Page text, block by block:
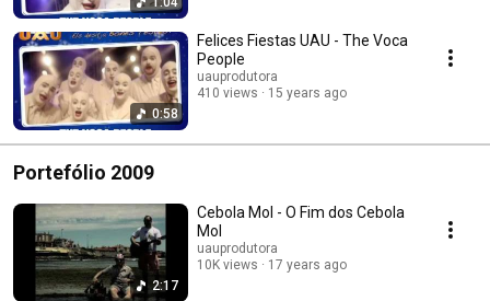
0:58
Felices Fiestas UAU - The Voca
People
uauprodutora
410 views
15 years ago
Portefólio 2009
2:17
Cebola Mol - O Fim dos Cebola
Mol
uauprodutora
10K views
17 years ago